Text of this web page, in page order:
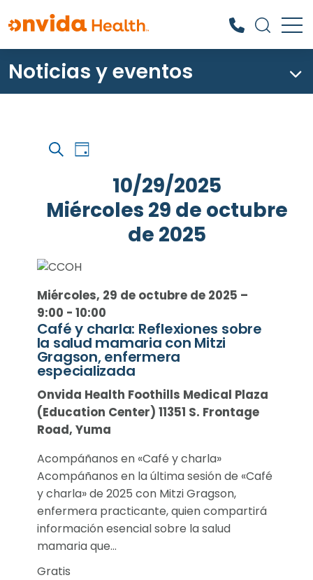
¿Qué podemos ayudarle a
encontrar?
Noticias y eventos
Eventos
miércoles
29
octubre
de
2025
Eventos
vistas
Navegación
Navegación
por
vistas
de
los
eventos
Día
10/29/2025
Miércoles 29 de octubre
de 2025
fecha.
Café y charla: Reflexiones sobre
la salud mamaria con Mitzi
Gragson, enfermera
especializada
Miércoles, 29 de octubre de 2025 –
9:00 - 10:00
Onvida Health Foothills Medical Plaza
(Education Center) 11351 S. Frontage
Road, Yuma
Acompáñanos en «Café y charla»
Acompáñanos en la última sesión de «Café
y charla» de 2025 con Mitzi Gragson,
enfermera practicante, quien compartirá
información esencial sobre la salud
mamaria que…
Gratis